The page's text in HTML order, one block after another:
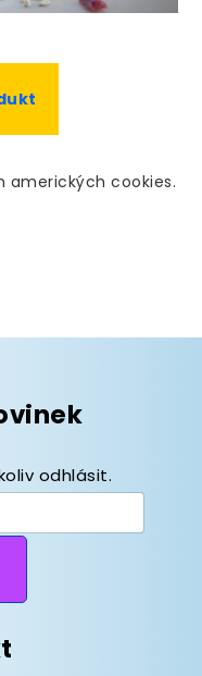
amerických cookies.
odhlásit.